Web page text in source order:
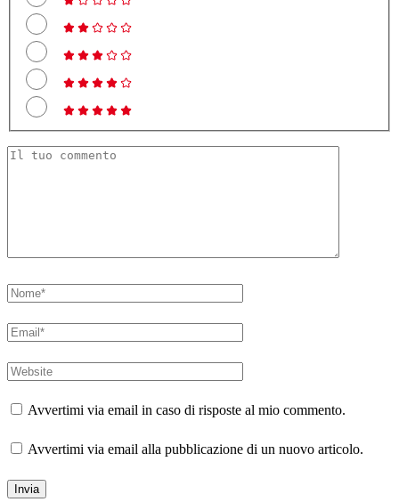
Avvertimi via email in caso di risposte al mio commento.
Avvertimi via email alla pubblicazione di un nuovo articolo.